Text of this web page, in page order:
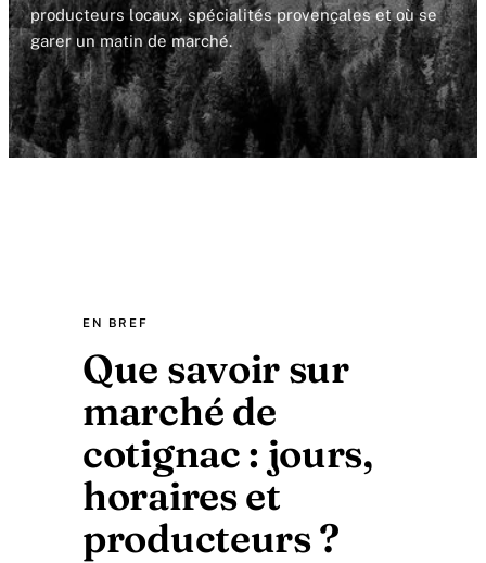
producteurs locaux, spécialités provençales et où se
garer un matin de marché.
EN BREF
Que savoir sur
marché de
cotignac : jours,
horaires et
producteurs ?